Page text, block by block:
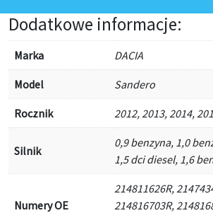
Dodatkowe informacje:
Marka DACIA
Model Sandero
Rocznik 2012, 2013, 2014,
Silnik
0,9 benzyna, 1,0
1,5 dci diesel, 1,6
Numery OE
214811626R,
214816703R,